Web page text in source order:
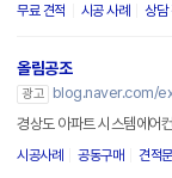
무료 견적 시공 사례 상담
올림공조
광고
blog.naver.com/
경상도 아파트 시스템에어
시공사례 공동구매 견적